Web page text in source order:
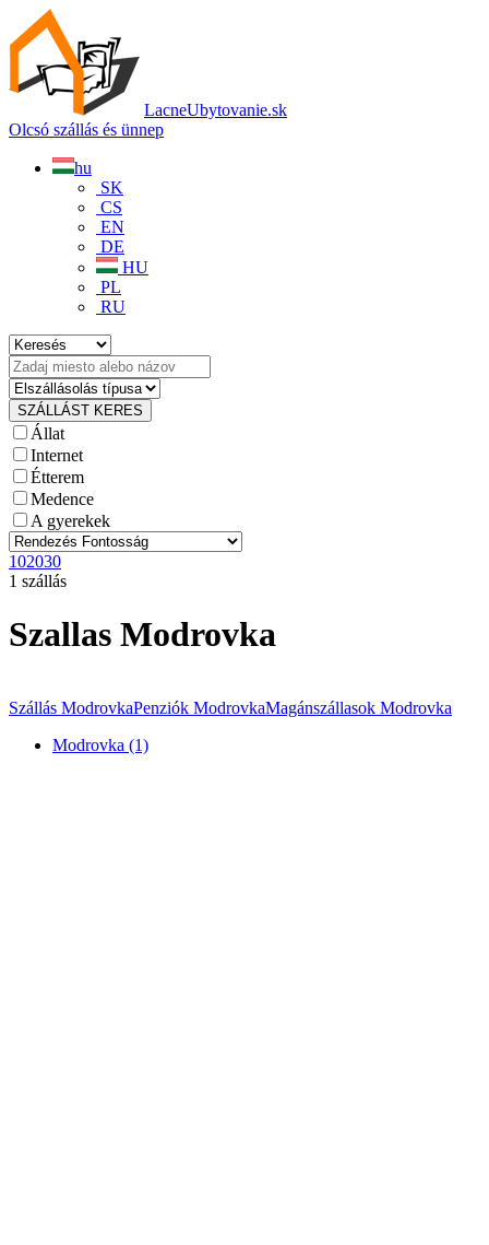
LacneUbytovanie.sk
Olcsó szállás és ünnep
hu
SK
CS
EN
DE
HU
PL
RU
Állat
Internet
Étterem
Medence
A gyerekek
102030
1 szállás
Szallas Modrovka
Szállás ModrovkaPenziók ModrovkaMagánszállasok Modrovka
Modrovka (1)